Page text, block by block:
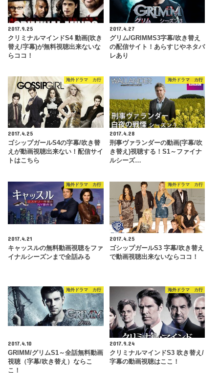
2017.9.25
クリミナルマインドS4 動画(吹き
替え/字幕)が無料視聴出来ないな
らココ！
2017.4.27
グリム/GRIMMS3字幕/吹き替え
の配信サイト！あらすじやネタバ
レあり
海外ドラマ カ行
2017.4.25
ゴシップガールS4の字幕/吹き替
えが動画視聴出来ない！配信サイ
トはこちら
海外ドラマ カ行
2017.4.28
刑事ヴァランダーの動画(字幕/吹
き替え)視聴する！S1～ファイナ
ルシーズ…
海外ドラマ カ行
2017.4.21
キャッスルの無料動画視聴をファ
イナルシーズンまで全話みる
海外ドラマ カ行
2017.4.25
ゴシップガールS3 字幕/吹き替え
で動画視聴出来ないならココ！
海外ドラマ カ行
2017.4.10
GRIMM/グリムS1～全話無料動画
視聴（字幕/吹き替え）ならこ
こ！
海外ドラマ カ行
2017.9.24
クリミナルマインドS3 吹き替え/
字幕の動画視聴はここ！